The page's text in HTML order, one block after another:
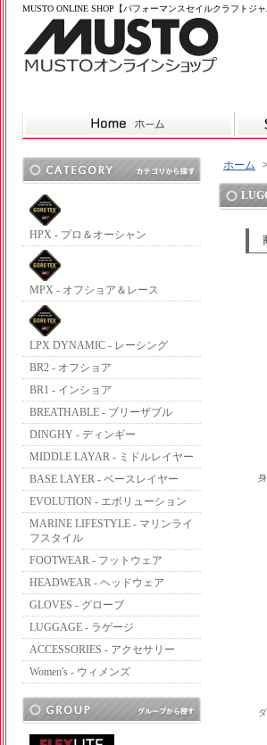
MUSTO ONLINE SHOP【パフォーマンスセイルクラフトジャ
HPX - プロ＆オーシャン
MPX - オフショア＆レース
LPX DYNAMIC - レーシング
BR2 - オフショア
BR1 - インショア
BREATHABLE - ブリーザブル
DINGHY - ディンギー
MIDDLE LAYAR - ミドルレイヤー
BASE LAYER - ベースレイヤー
EVOLUTION - エボリューション
MARINE LIFESTYLE - マリンライ
フスタイル
FOOTWEAR - フットウェア
HEADWEAR - ヘッドウェア
GLOVES - グローブ
LUGGAGE - ラゲージ
ACCESSORIES - アクセサリー
Women's - ウィメンズ
ホーム >